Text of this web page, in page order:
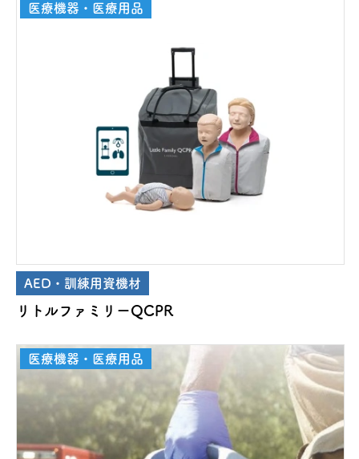
医療機器・医療用品
AED・訓練用資機材
リトルファミリーQCPR
医療機器・医療用品